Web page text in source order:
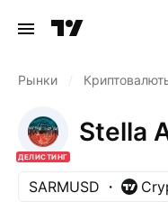
Рынки
ДЕЛИСТИНГ
Stella
SARMUSD